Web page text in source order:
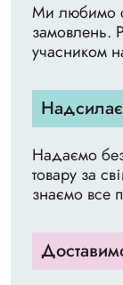
Ми любимо
замовлень.
учасником
Надаємо
товару за
знаємо все